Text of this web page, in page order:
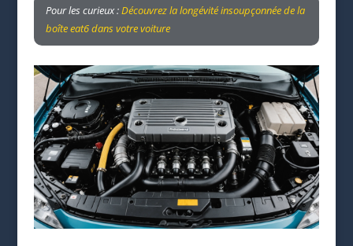
Pour les curieux :Découvrez la longévité insoupçonnée de la
boîte eat6 dans votre voiture